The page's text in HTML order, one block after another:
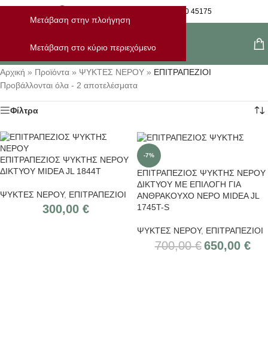
Μετάβαση στην πλοήγηση
Μετάβαση στο κύριο περιεχόμενο
28210 45175
Μενού
Αρχική » Προϊόντα » ΨΥΚΤΕΣ ΝΕΡΟΥ » ΕΠΙΤΡΑΠΕΖΙΟΙ
Προβάλλονται όλα - 2 αποτελέσματα
Φίλτρα
ΕΠΙΤΡΑΠΕΖΙΟΣ ΨΥΚΤΗΣ ΝΕΡΟΥ
ΔΙΚΤΥΟΥ MIDEA JL 1844Τ
ΨΥΚΤΕΣ ΝΕΡΟΥ, ΕΠΙΤΡΑΠΕΖΙΟΙ
300,00 €
-7%
ΕΠΙΤΡΑΠΕΖΙΟΣ ΨΥΚΤΗΣ ΝΕΡΟΥ
ΔΙΚΤΥΟΥ ΜΕ ΕΠΙΛΟΓΗ ΓΙΑ
ΑΝΘΡΑΚΟΥΧΟ ΝΕΡΟ MIDEA JL
1745T-S
ΨΥΚΤΕΣ ΝΕΡΟΥ, ΕΠΙΤΡΑΠΕΖΙΟΙ
700,00€ 650,00 €